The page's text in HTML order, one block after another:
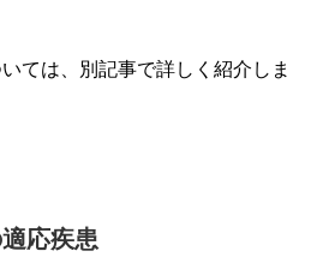
ては、別記事で詳しく紹介しま
応疾患